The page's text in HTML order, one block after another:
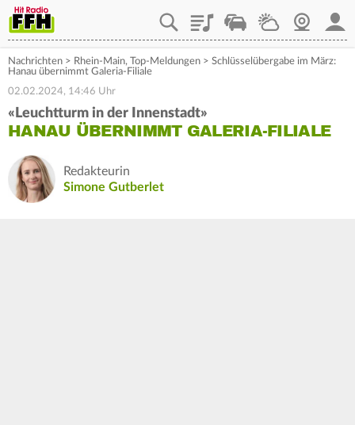
PlaylistStaupilotWetterWebcam
Nachrichten > Rhein-Main, Top-Meldungen > Schlüsselübergabe im März:
Hanau übernimmt Galeria-Filiale
02.02.2024, 14:46 Uhr
«Leuchtturm in der Innenstadt»
HANAU ÜBERNIMMT GALERIA-FILIALE
Redakteurin
Simone Gutberlet